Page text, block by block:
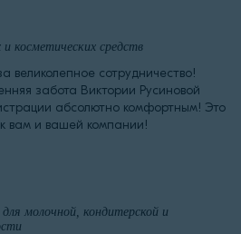
косметических средств
великолепное сотрудничество!
забота Виктории Русиновой
абсолютно комфортным! Это
вам и вашей компании!
молочной, кондитерской и